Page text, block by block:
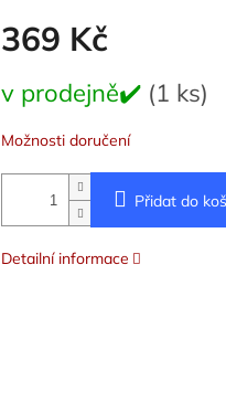
369 Kč
cena:
v prodejně✔️ (1 ks)
Možnosti doručení
Přidat do
Detailní informace